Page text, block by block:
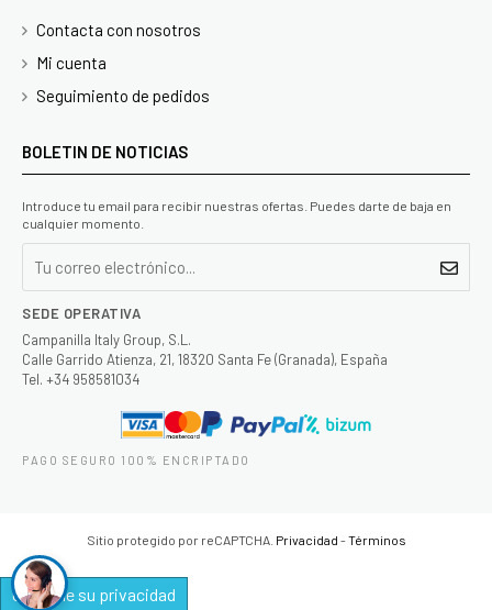
Contacta con nosotros
Mi cuenta
Seguimiento de pedidos
BOLETIN DE NOTICIAS
Introduce tu email para recibir nuestras ofertas. Puedes darte de baja en
cualquier momento.
SEDE OPERATIVA
Campanilla Italy Group, S.L.
Calle Garrido Atienza, 21, 18320 Santa Fe (Granada), España
Tel. +34 958581034
PAGO SEGURO 100% ENCRIPTADO
Sitio protegido por reCAPTCHA. Privacidad -Términos
Controle su privacidad